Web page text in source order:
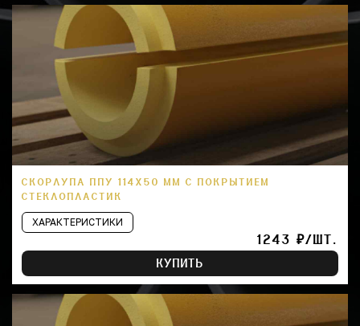
СКОРЛУПА ППУ 114Х50 ММ С ПОКРЫТИЕМ
СТЕКЛОПЛАСТИК
ХАРАКТЕРИСТИКИ
1243 ₽/ШТ.
КУПИТЬ